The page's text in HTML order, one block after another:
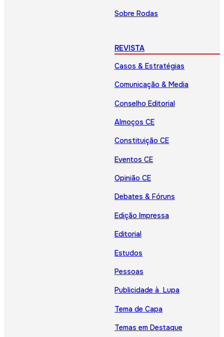
Sobre Rodas
REVISTA
Casos & Estratégias
Comunicação & Media
Conselho Editorial
Almoços CE
Constituição CE
Eventos CE
Opinião CE
Debates & Fóruns
Edição Impressa
Editorial
Estudos
Pessoas
Publicidade à Lupa
Tema de Capa
Temas em Destaque